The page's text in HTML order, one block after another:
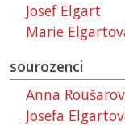
Josef Elgart
Marie
sourozenci
Anna
Josefa